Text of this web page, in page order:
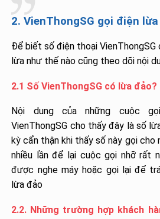
2. VienThongSG gọi điện
Để biết số điện thoại VienThongSG
lừa như thế nào cũng theo dõi nội
2.1 Số VienThongSG có lừa đảo?
Nội dung của những cuộc
VienThongSG cho thấy đây là số
kỳ cẩn thận khi thấy số này gọi cho
nhiều lần để lại cuộc gọi nhỡ rất
được nghe máy hoặc gọi lại để
lừa đảo
2.2. Những trường hợp khách